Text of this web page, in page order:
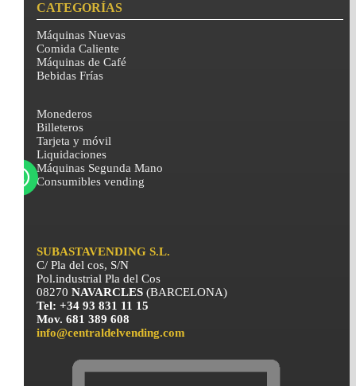
CATEGORÍAS
Máquinas Nuevas
Comida Caliente
Máquinas de Café
Bebidas Frías
Monederos
Billeteros
Tarjeta y móvil
Liquidaciones
Máquinas Segunda Mano
Consumibles vending
SUBASTAVENDING S.L.
C/ Pla del cos, S/N
Pol.industrial Pla del Cos
08270NAVARCLES(BARCELONA)
Tel: +34 93 831 11 15
Mov. 681 389 608
info@centraldelvending.com